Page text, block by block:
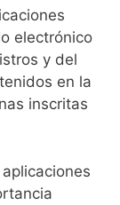
electrónico
y del
en la
inscritas